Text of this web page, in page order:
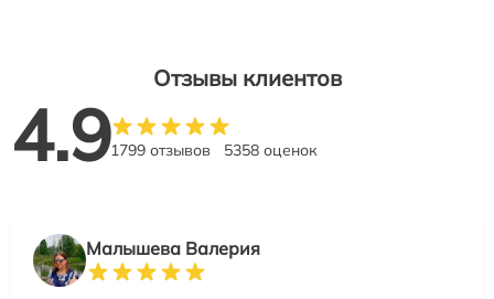
Отзывы клиентов
4.91799 отзывов 5358 оценок
Малышева Валерия